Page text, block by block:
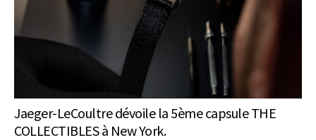
Jaeger-LeCoultre dévoile la 5ème capsule THE
COLLECTIBLES à New York.